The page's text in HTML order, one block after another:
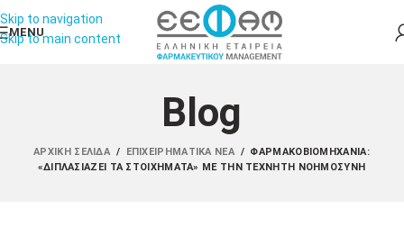
Skip to navigation
Skip to main content
MENU
Blog
ΑΡΧΙΚΉ ΣΕΛΊΔΑ / ΕΠΙΧΕΙΡΗΜΑΤΙΚΆ ΝΈΑ / ΦΑΡΜΑΚΟΒΙΟΜΗΧΑΝΊΑ:
«ΔΙΠΛΑΣΙΆΖΕΙ ΤΑ ΣΤΟΙΧΉΜΑΤΑ» ΜΕ ΤΗΝ ΤΕΧΝΗΤΉ ΝΟΗΜΟΣΎΝΗ